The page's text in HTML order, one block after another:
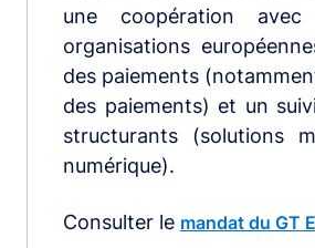
une coopération
organisations
des paiements
des paiements) et un
structurants (solutions
numérique).
Consulter le mandat du GT